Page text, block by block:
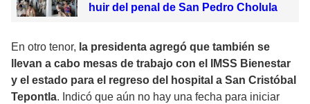
huir del penal de San Pedro Cholula
En otro tenor, la presidenta agregó que también se
llevan a cabo mesas de trabajo con el IMSS Bienestar
y el estado para el regreso del hospital a San Cristóbal
Tepontla. Indicó que aún no hay una fecha para iniciar